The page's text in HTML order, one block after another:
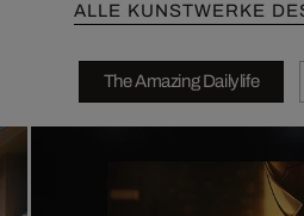
ALLE KUNSTWERKE
The Amazing Dailylife